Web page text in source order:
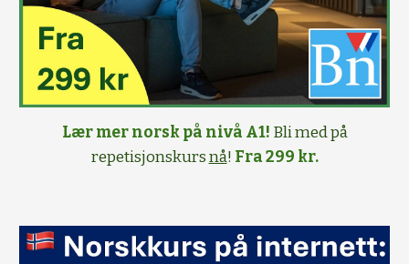
Lær mer norsk på nivå A1! Bli med på
repetisjonskursnå! Fra 299 kr.